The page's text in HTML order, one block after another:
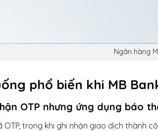
Ngân hàng
phổ biến khi MB
OTP nhưng ứng dụng báo
OTP, trong khi ghi nhận giao dịch thành